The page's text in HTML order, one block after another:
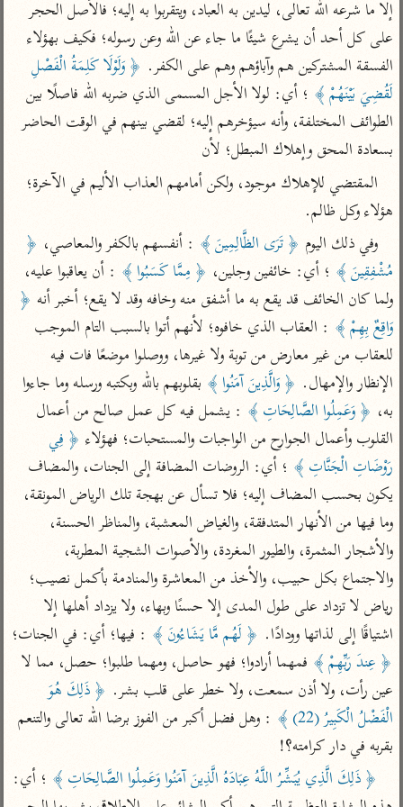
جمع الأقوال
تفسير ابن الجوزي
تفسير الماوردي
منتقاة
تفسير ابن القيم
تفسير ابن تيمية
عامّة
تفسير السمعاني
تفسير مكّي
محاسن التأويل
للقاسمي
تفسير الثعالبي
تفسير السمرقندي
تفسير الثعلبي
تفسير الرازي
أخرى
أضواء البيان
نظم الدرر للبقاعي
لغة وبلاغة
التحرير والتنوير
المحرر الوجيز لابن
عطية
البحر المحيط لأبي
حيان
البسيط للواحدي
تفسير أبي السعود
الكشاف للزمخشري
تفسير ابن عثيمين
مركَّزة العبارة
تفسير الجلالين
تفسير البيضاوي
الوجيز للواحدي
تفسير ابن أبي زمنين
آثار
موسوعة التفسير
المأثور
الدر المنثور
تفسير ابن أبي حاتم
تفسير مقاتل
تفسير قتادة
اشترك لتصلك أخبار مشاريعنا
اشترك
راسلنا •تليجرام • تويتر
إلا ما شرعه الله تعالى، ليدين به العباد، ويتقربوا به إليه؛ فالأصل الحجر
الفسقة المشتركين هم وآباؤهم وهم على الكفر.
لَقُضِيَ بَيْنَهُمْ ﴾
الطوائف المختلفة، وأنه سيؤخرهم إليه؛ لقضي بينهم في الوقت الحاضر
بسعادة المحق وإهلاك المبطل؛ لأن
هؤلاء وكل ظالم.
وفي ذلك اليوم ﴿ تَرَى الظَّالِمِينَ ﴾ : أنفسهم بالكفر والمعاصي،
مُشْفِقِينَ ﴾ ؛ أي: خائفين وجلين، ﴿ مِمَّا كَسَبُوا ﴾
ولما كان الخائف قد يقع به ما أشفق منه وخافه وقد لا يقع؛ أخبر أنه
وَاقِعٌ بِهِمْ ﴾
الإنظار والإمهال. ﴿ وَالَّذِينَ آمَنُوا ﴾
به، ﴿ وَعَمِلُوا الصَّالِحَاتِ ﴾
القلوب وأعمال الجوارح من الواجبات والمستحبات؛ فهؤلاء
رَوْضَاتِ الْجَنَّاتِ ﴾
اشتياقًا إلى لذاتها وودادًا. ﴿ لَهُم مَّا يَشَاءُونَ ﴾ : فيها؛ أي: في الجنات؛
﴿ عِندَ رَبِّهِمْ ﴾
عين رأت، ولا أذن سمعت، ولا خطر على قلب بشر.
﴿ ذَلِكَ هُوَ
الْفَضْلُ الْكَبِيرُ (22) ﴾
بقربه في دار كرامته؟!
﴿ ذَلِكَ الَّذِي يُبَشِّرُ اللَّهُ عِبَادَهُ الَّذِينَ آمَنُوا وَعَمِلُوا الصَّالِحَاتِ ﴾